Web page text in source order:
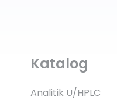
Katalog
Analitik U/HPLC